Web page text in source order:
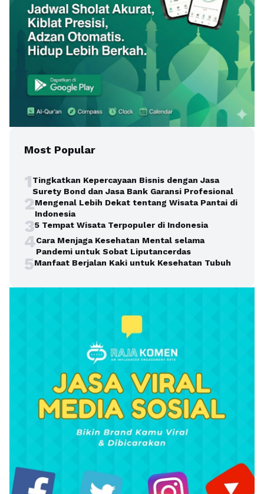
Most Popular
1Tingkatkan Kepercayaan Bisnis dengan Jasa
Surety Bond dan Jasa Bank Garansi Profesional
2Mengenal Lebih Dekat tentang Wisata Pantai di
Indonesia
35 Tempat Wisata Terpopuler di Indonesia
4Cara Menjaga Kesehatan Mental selama
Pandemi untuk Sobat Liputancerdas
5Manfaat Berjalan Kaki untuk Kesehatan Tubuh